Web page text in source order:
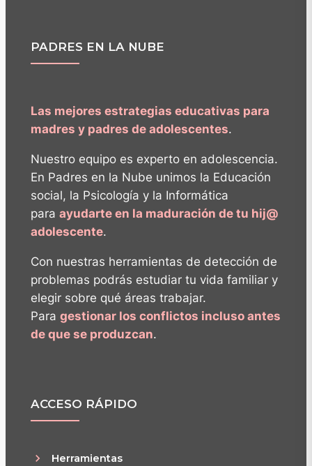
PADRES EN LA NUBE
Las mejores estrategias educativas para
madres y padres de adolescentes.
Nuestro equipo es experto en adolescencia.
En Padres en la Nube unimos la Educación
social, la Psicología y la Informática
para ayudarte en la maduración de tu hij@
adolescente.
Con nuestras herramientas de detección de
problemas podrás estudiar tu vida familiar y
elegir sobre qué áreas trabajar.
Para gestionar los conflictos incluso antes
de que se produzcan.
ACCESO RÁPIDO
Herramientas